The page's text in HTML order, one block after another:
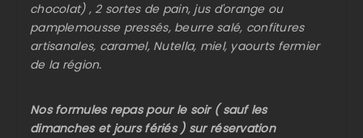
chocolat) , 2 sortes de pain, jus d'orange ou
pamplemousse pressés, beurre salé, confitures
artisanales, caramel, Nutella, miel, yaourts fermier
de la région.
Nos formules repas pour le soir ( sauf les
dimanches et jours fériés ) sur réservation